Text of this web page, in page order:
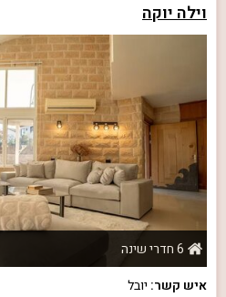
וילה יוקה
6 חדרי שינה
איש קשר: יובל